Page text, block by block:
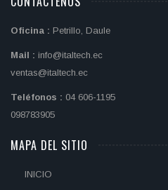
Oficina : Petrillo, Daule
Mail : info@italtech.ec
ventas@italtech.ec
Teléfonos : 04 606-1195
098783905
MAPA DEL SITIO
INICIO